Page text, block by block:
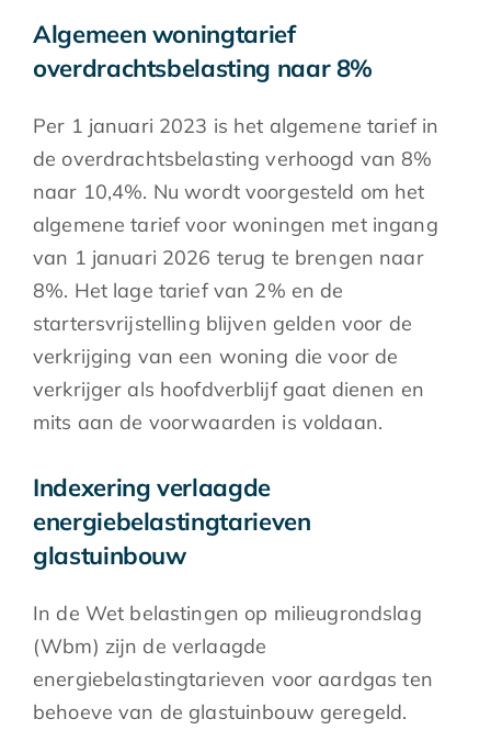
Algemeen woningtarief
overdrachtsbelasting naar 8%
Per 1 januari 2023 is het algemene tarief in
de overdrachtsbelasting verhoogd van 8%
naar 10,4%. Nu wordt voorgesteld om het
algemene tarief voor woningen met ingang
van 1 januari 2026 terug te brengen naar
8%. Het lage tarief van 2% en de
startersvrijstelling blijven gelden voor de
verkrijging van een woning die voor de
verkrijger als hoofdverblijf gaat dienen en
mits aan de voorwaarden is voldaan.
Indexering verlaagde
energiebelastingtarieven
glastuinbouw
In de Wet belastingen op milieugrondslag
(Wbm) zijn de verlaagde
energiebelastingtarieven voor aardgas ten
behoeve van de glastuinbouw geregeld.